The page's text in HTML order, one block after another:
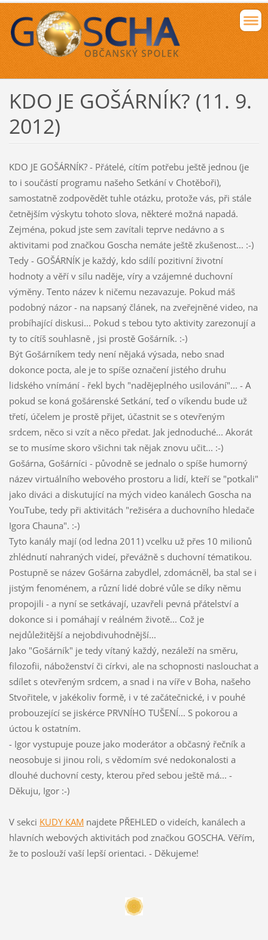
KDO JE GOŠÁRNÍK? (11. 9.
2012)
KDO JE GOŠÁRNÍK? - Přátelé, cítím potřebu ještě jednou (je
to i součástí programu našeho Setkání v Chotěboři),
samostatně zodpovědět tuhle otázku, protože vás, při stále
četnějším výskytu tohoto slova, některé možná napadá.
Zejména, pokud jste sem zavítali teprve nedávno a s
aktivitami pod značkou Goscha nemáte ještě zkušenost... :-)
Tedy - GOŠÁRNÍK je každý, kdo sdílí pozitivní životní
hodnoty a věří v sílu naděje, víry a vzájemné duchovní
výměny. Tento název k ničemu nezavazuje. Pokud máš
podobný názor - na napsaný článek, na zveřejněné video, na
probíhající diskusi... Pokud s tebou tyto aktivity zarezonují a
ty to cítíš souhlasně , jsi prostě Gošárník. :-)
Být Gošárníkem tedy není nějaká výsada, nebo snad
dokonce pocta, ale je to spíše označení jistého druhu
lidského vnímání - řekl bych "nadějeplného usilování"... - A
pokud se koná gošárenské Setkání, teď o víkendu bude už
třetí, účelem je prostě přijet, účastnit se s otevřeným
srdcem, něco si vzít a něco předat. Jak jednoduché... Akorát
se to musíme skoro všichni tak nějak znovu učit... :-)
Gošárna, Gošárníci - původně se jednalo o spíše humorný
název virtuálního webového prostoru a lidí, kteří se "potkali"
jako diváci a diskutující na mých video kanálech Goscha na
YouTube, tedy při aktivitách "režiséra a duchovního hledače
Igora Chauna". :-)
Tyto kanály mají (od ledna 2011) vcelku už přes 10 milionů
zhlédnutí nahraných videí, převážně s duchovní tématikou.
Postupně se název Gošárna zabydlel, zdomácněl, ba stal se i
jistým fenoménem, a různí lidé dobré vůle se díky němu
propojili - a nyní se setkávají, uzavřeli pevná přátelství a
dokonce si i pomáhají v reálném životě... Což je
nejdůležitější a nejobdivuhodnější...
Jako "Gošárník" je tedy vítaný každý, nezáleží na směru,
filozofii, náboženství či církvi, ale na schopnosti naslouchat a
sdílet s otevřeným srdcem, a snad i na víře v Boha, našeho
Stvořitele, v jakékoliv formě, i v té začátečnické, i v pouhé
probouzející se jiskérce PRVNÍHO TUŠENÍ... S pokorou a
úctou k ostatním.
- Igor vystupuje pouze jako moderátor a občasný řečník a
neosobuje si jinou roli, s vědomím své nedokonalosti a
dlouhé duchovní cesty, kterou před sebou ještě má... -
Děkuju, Igor :-)
V sekci KUDY KAM najdete PŘEHLED o videích, kanálech a
hlavních webových aktivitách pod značkou GOSCHA. Věřím,
že to poslouží vaší lepší orientaci. - Děkujeme!